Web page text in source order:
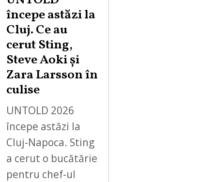
începe astăzi la
Cluj. Ce au
cerut Sting,
Steve Aoki și
Zara Larsson în
culise
UNTOLD 2026
începe astăzi la
Cluj-Napoca. Sting
a cerut o bucătărie
pentru chef-ul